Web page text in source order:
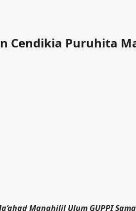
Cendikia Puruhita
Manahilil Ulum GUPPI